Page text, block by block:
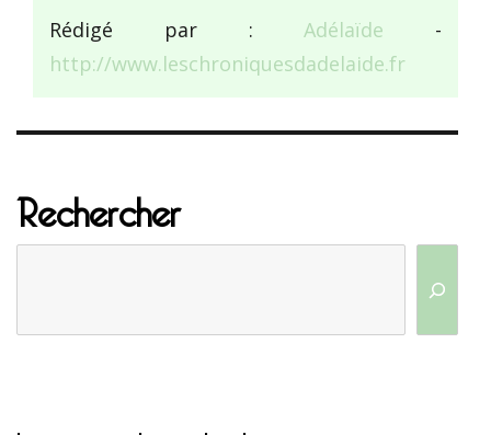
Rédigé par :Adélaïde -
http://www.leschroniquesdadelaide.fr
Rechercher